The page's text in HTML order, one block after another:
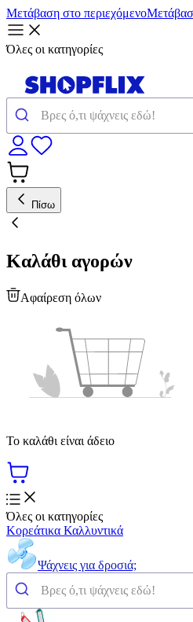
Μετάβαση στο περιεχόμενο
Όλες οι κατηγορίες
Πίσω
Καλάθι αγορών
Αφαίρεση όλων
Το καλάθι είναι άδειο
Όλες οι κατηγορίες
Κορεάτικα Καλλυντικά
Ψάχνεις για δροσιά;